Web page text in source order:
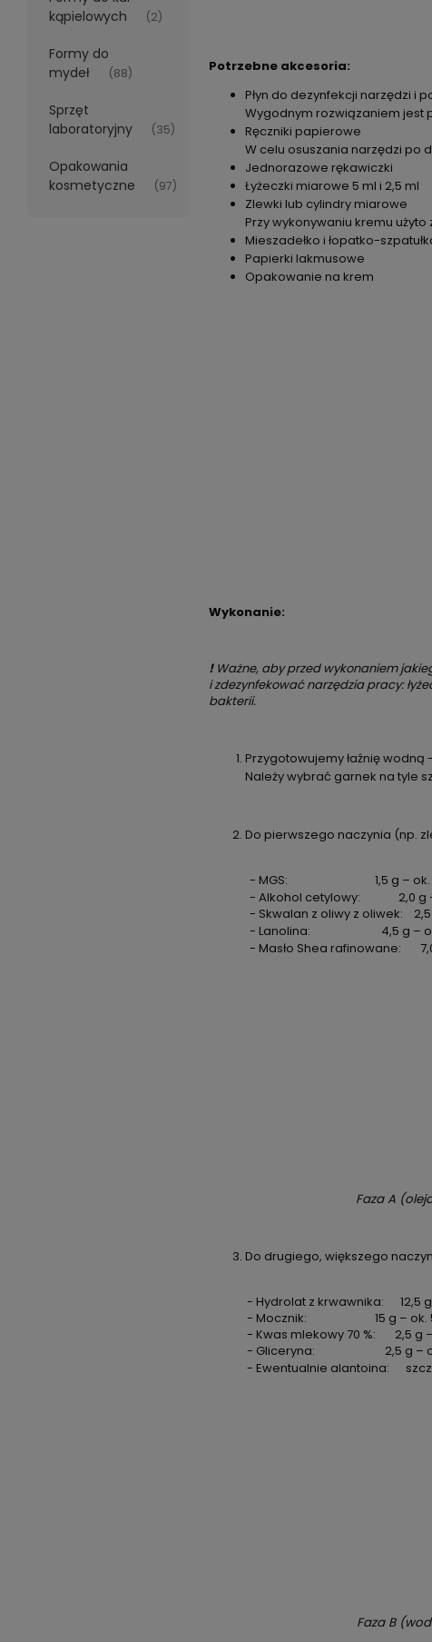
kąpielowych
(2)
Formy do
mydeł
(88)
Sprzęt
laboratoryjny
(35)
Opakowania
kosmetyczne
(97)
Potrzebne akcesoria:
Płyn do dezynfekcji narzędzi i
Wygodnym rozwiązaniem jest
Ręczniki papierowe
W celu osuszania narzędzi po
Jednorazowe rękawiczki
Łyżeczki miarowe 5 ml i 2,5 ml
Zlewki lub cylindry miarowe
Przy wykonywaniu kremu użyto
Mieszadełko i łopatko-
Papierki lakmusowe
Opakowanie na krem
Wykonanie:
!Ważne, aby przed wykonaniem
i zdezynfekować narzędzia pracy:
bakterii.
Przygotowujemy łaźnię
Należy wybrać garnek na tyle
Do pierwszego naczynia (np.
- MGS:
1,5 g –
- Alkohol cetylowy: 2,0 g –
- Skwalan z oliwy z oliwek:
- Lanolina:
4,5 g –
- Masło Shea rafinowane:
Faza A
Do drugiego, większego
- Hydrolat z krwawnika: 12,5 g –
- Mocznik: 15 g – ok. 5
- Kwas mlekowy 70 %: 2,5 g –
- Gliceryna:
2,5 g –
- Ewentualnie alantoina:
Faza B